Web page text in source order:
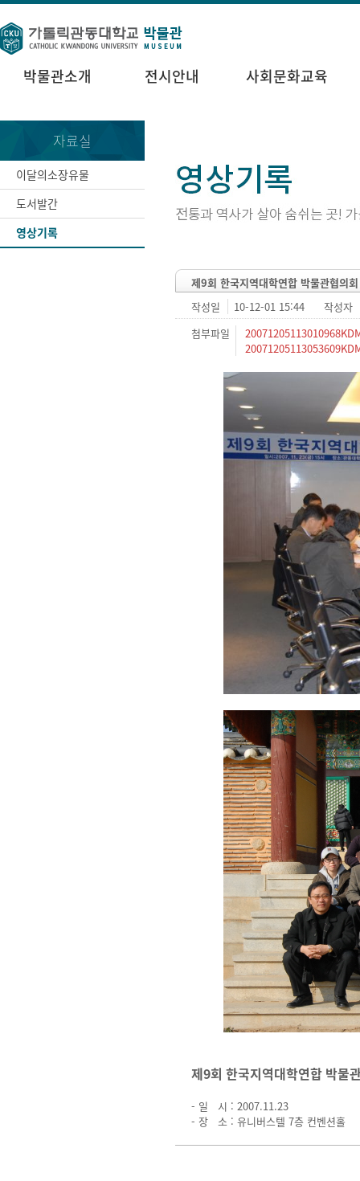
박물관소개 전시안내 사회문화교육
자료실
이달의소장유물
도서발간
영상기록
제9회 한국지역대학연합 박물관협의회
작성일
10-12-01 15:44
작성자
첨부파일
제9회 한국지역대학연합 박물
- 일 시 : 2007.11.23
- 장 소 : 유니버스텔 7층 컨벤션홀